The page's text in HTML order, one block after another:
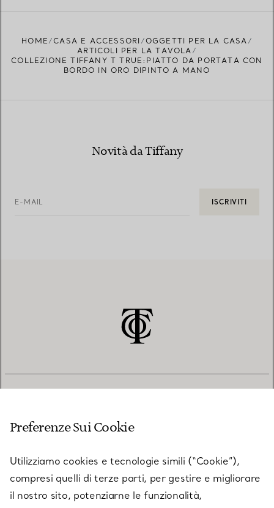
HOME CASA E ACCESSORI
OGGETTI PER LA CASA
ARTICOLI PER LA TAVOLA
COLLEZIONE TIFFANY T TRUE:PIATTO DA PORTATA CON
BORDO IN ORO DIPINTO A MANO
Novità da Tiffany
E-MAIL ISCRIVITI
SU TIFFANY & CO.
Preferenze Sui Cookie
Utilizziamo cookies e tecnologie simili (“Cookie”),
compresi quelli di terze parti, per gestire e migliorare
il nostro sito, potenziarne le funzionalità,